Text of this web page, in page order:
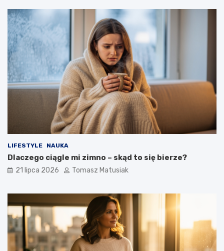
LIFESTYLE NAUKA
Dlaczego ciągle mi zimno – skąd to się bierze?
21 lipca 2026 Tomasz Matusiak